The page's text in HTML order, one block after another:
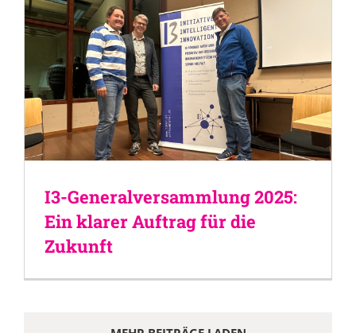
I3-Generalversammlung 2025:
Ein klarer Auftrag für die
Zukunft